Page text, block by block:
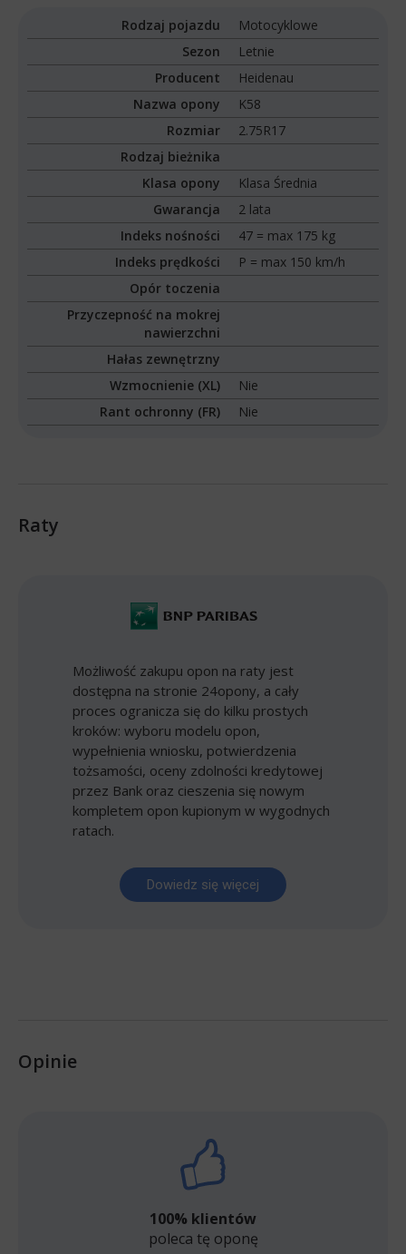
Rodzaj pojazdu
Motocyklowe
Sezon
Letnie
Producent
Heidenau
Nazwa opony
K58
Rozmiar
2.75R17
Rodzaj bieżnika
Klasa opony
Klasa Średnia
Gwarancja
2 lata
Indeks nośności
47 = max 175 kg
Indeks prędkości
P = max 150 km/h
Opór toczenia
Przyczepność na mokrej
nawierzchni
Hałas zewnętrzny
Wzmocnienie (XL)
Nie
Rant ochronny (FR)
Nie
Raty
Możliwość zakupu opon na raty jest
dostępna na stronie 24opony, a cały
proces ogranicza się do kilku prostych
kroków: wyboru modelu opon,
wypełnienia wniosku, potwierdzenia
tożsamości, oceny zdolności kredytowej
przez Bank oraz cieszenia się nowym
kompletem opon kupionym w wygodnych
ratach.
Dowiedz się więcej
Opinie
100% klientów
poleca tę oponę